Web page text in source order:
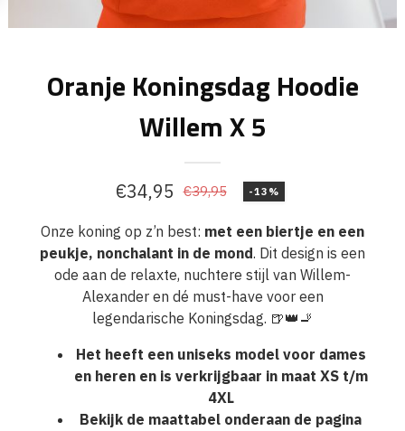
Oranje Koningsdag Hoodie
Willem X 5
€39,95
Oorspronkelijke
prijs
was:
€39,95.
€34,95
Huidige
prijs
is:
€34,95.
-13%
Onze koning op z’n best: met een biertje en een
peukje, nonchalant in de mond. Dit design is een
ode aan de relaxte, nuchtere stijl van Willem-
Alexander en dé must-have voor een
legendarische Koningsdag. 🍺👑🚬
Het heeft een uniseks model voor dames
en heren en is verkrijgbaar in maat XS t/m
4XL
Bekijk de maattabel onderaan de pagina